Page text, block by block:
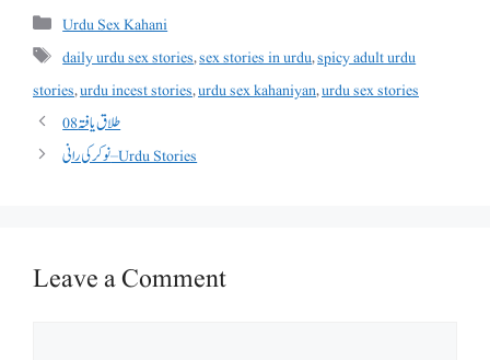
Categories
Urdu Sex Kahani
Tags
daily urdu sex stories,sex stories in urdu,spicy adult urdu
stories,urdu incest stories,urdu sex kahaniyan,urdu sex stories
طلاق یافتہ 08
نوکر کی رانی – Urdu Stories
Leave a Comment